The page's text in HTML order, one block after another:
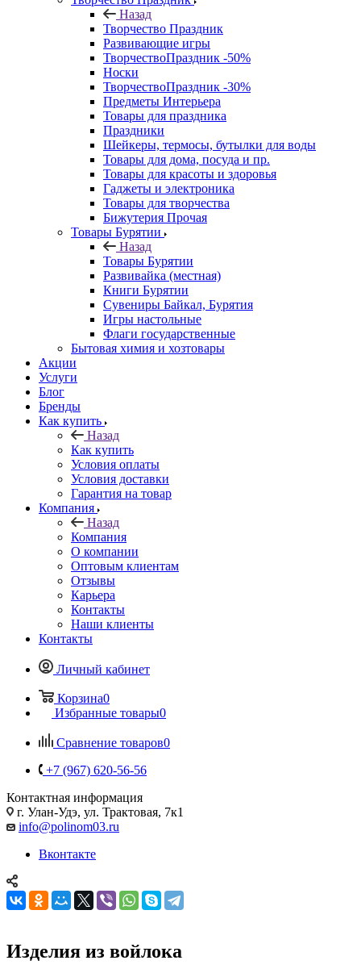
Назад
Творчество Праздник
Развивающие игры
ТворчествоПраздник -50%
Носки
ТворчествоПраздник -30%
Предметы Интерьера
Товары для праздника
Праздники
Шейкеры, термосы, бутылки для воды
Товары для дома, посуда и пр.
Товары для красоты и здоровья
Гаджеты и электроника
Товары для творчества
Бижутерия Прочая
Товары Бурятии
Назад
Товары Бурятии
Развивайка (местная)
Книги Бурятии
Сувениры Байкал, Бурятия
Игры настольные
Флаги государственные
Бытовая химия и хозтовары
Акции
Услуги
Блог
Бренды
Как купить
Назад
Как купить
Условия оплаты
Условия доставки
Гарантия на товар
Компания
Назад
Компания
О компании
Оптовым клиентам
Отзывы
Карьера
Контакты
Наши клиенты
Контакты
Личный кабинет
Корзина0
Избранные товары0
Сравнение товаров0
+7 (967) 620-56-56
Контактная информация
г. Улан-Удэ, ул. Трактовая, 7к1
info@polinom03.ru
Вконтакте
Изделия из войлока